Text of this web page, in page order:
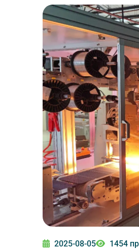
2025-08-05 1454